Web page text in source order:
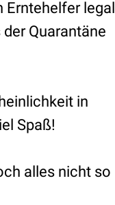
Erntehelfer legal
Quarantäne
in
Spaß!
alles nicht so